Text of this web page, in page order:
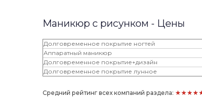
Маникюр с рисунком - Цены
Долговременное покрытие ногтей
Аппаратный маникюр
Долговременное покрытие+дизайн
Долговременное покрытие лунное
Средний рейтинг всех компаний раздела: